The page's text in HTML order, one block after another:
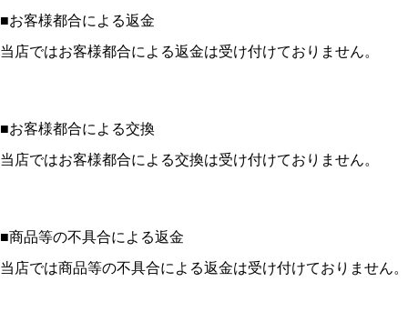
■お客様都合による返金
当店ではお客様都合による返金は受け付けておりません。
■お客様都合による交換
当店ではお客様都合による交換は受け付けておりません。
■商品等の不具合による返金
当店では商品等の不具合による返金は受け付けておりません。